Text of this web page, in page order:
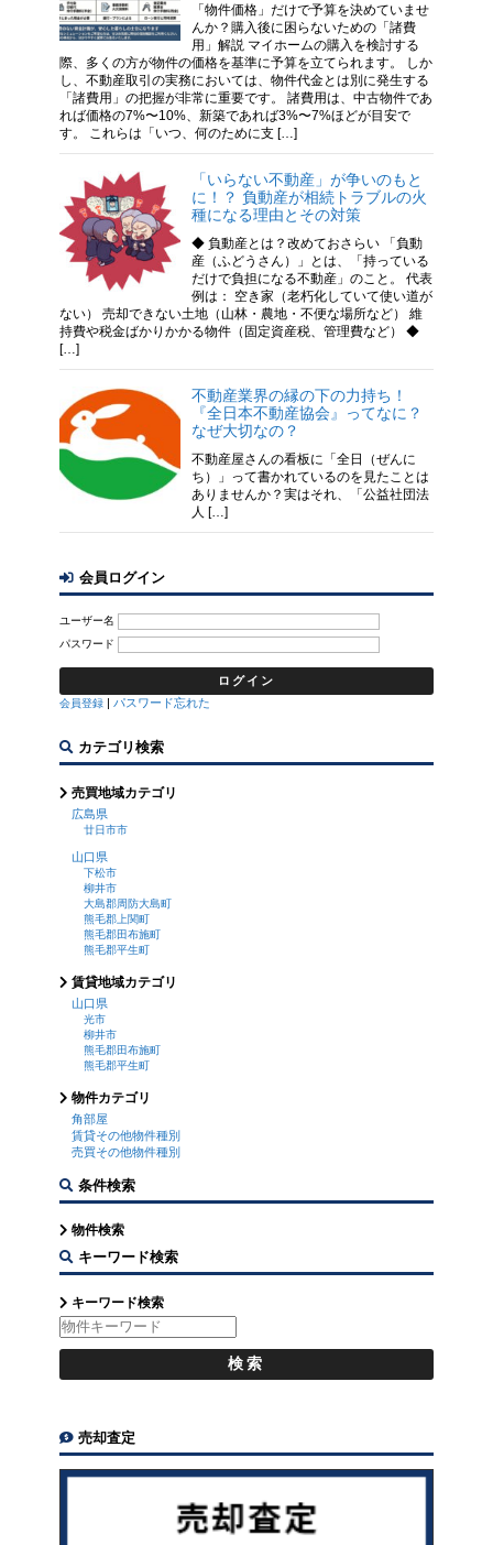
「物件価格」だけで予算を決めていませ
んか？購入後に困らないための「諸費
用」解説 マイホームの購入を検討する
際、多くの方が物件の価格を基準に予算を立てられます。 しか
し、不動産取引の実務においては、物件代金とは別に発生する
「諸費用」の把握が非常に重要です。 諸費用は、中古物件であ
れば価格の7%〜10%、新築であれば3%〜7%ほどが目安で
す。 これらは「いつ、何のために支 […]
「いらない不動産」が争いのもと
に！？ 負動産が相続トラブルの火
種になる理由とその対策
◆ 負動産とは？改めておさらい 「負動
産（ふどうさん）」とは、「持っている
だけで負担になる不動産」のこと。 代表
例は： 空き家（老朽化していて使い道が
ない） 売却できない土地（山林・農地・不便な場所など） 維
持費や税金ばかりかかる物件（固定資産税、管理費など） ◆
[…]
不動産業界の縁の下の力持ち！
『全日本不動産協会』ってなに？
なぜ大切なの？
不動産屋さんの看板に「全日（ぜんに
ち）」って書かれているのを見たことは
ありませんか？実はそれ、「公益社団法
人 […]
会員ログイン
ユーザー名
パスワード
会員登録 | パスワード忘れた
カテゴリ検索
売買地域カテゴリ
広島県
廿日市市
山口県
下松市
柳井市
大島郡周防大島町
熊毛郡上関町
熊毛郡田布施町
熊毛郡平生町
賃貸地域カテゴリ
山口県
光市
柳井市
熊毛郡田布施町
熊毛郡平生町
物件カテゴリ
角部屋
賃貸その他物件種別
売買その他物件種別
条件検索
物件検索
キーワード検索
キーワード検索
売却査定